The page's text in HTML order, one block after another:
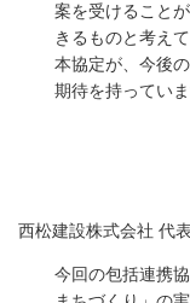
案を受けること
きるものと考えて
本協定が、今後
期待を持っていま
西松建設株式会社 代
今回の包括連携